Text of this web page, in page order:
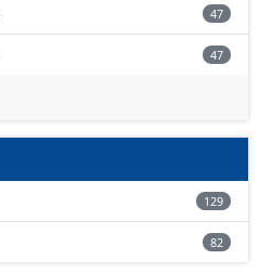
47
47
129
82